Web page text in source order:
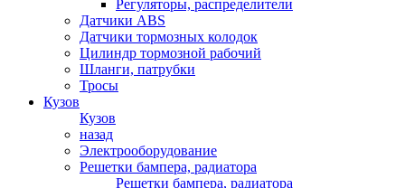
Регуляторы, распределители
Датчики ABS
Датчики тормозных колодок
Цилиндр тормозной рабочий
Шланги, патрубки
Тросы
Кузов
Кузов
назад
Электрооборудование
Решетки бампера, радиатора
Решетки бампера, радиатора